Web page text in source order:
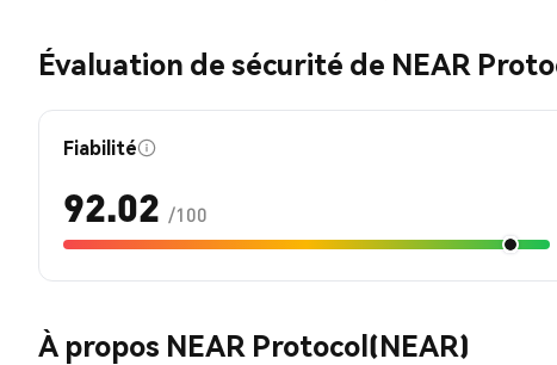
Évaluation de sécurité de NEAR
Fiabilité
92.02 /100
À propos NEAR Protocol(NEAR)